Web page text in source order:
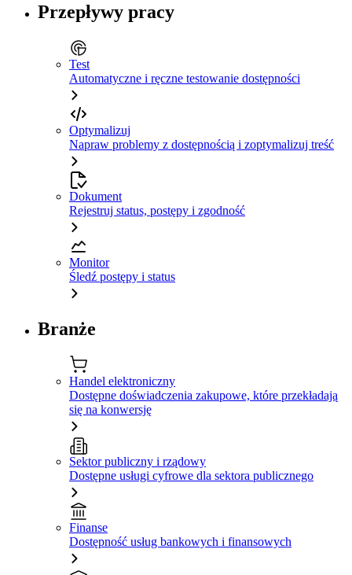
Przepływy pracy
Test
Automatyczne i ręczne testowanie dostępności
Optymalizuj
Napraw problemy z dostępnością i zoptymalizuj treść
Dokument
Rejestruj status, postępy i zgodność
Monitor
Śledź postępy i status
Branże
Handel elektroniczny
Dostępne doświadczenia zakupowe, które przekładają
się na konwersję
Sektor publiczny i rządowy
Dostępne usługi cyfrowe dla sektora publicznego
Finanse
Dostępność usług bankowych i finansowych